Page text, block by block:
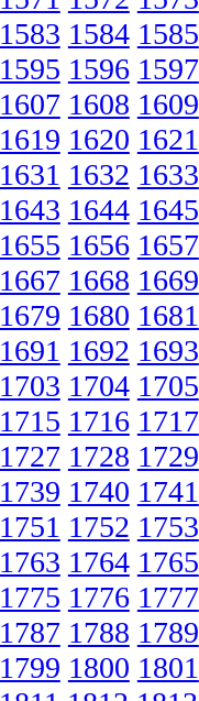
1583 1584 1585
1595 1596 1597
1607 1608 1609
1619 1620 1621
1631 1632 1633
1643 1644 1645
1655 1656 1657
1667 1668 1669
1679 1680 1681
1691 1692 1693
1703 1704 1705
1715 1716 1717
1727 1728 1729
1739 1740 1741
1751 1752 1753
1763 1764 1765
1775 1776 1777
1787 1788 1789
1799 1800 1801